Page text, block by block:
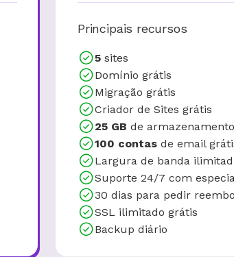
Principais recursos
5 sites
Domínio grátis
Migração grátis
Criador de Sites grátis
25 GB de armazenamento
100 contas de email
Largura de banda
Suporte 24/7 com
30 dias para pedir
SSL ilimitado grátis
Backup diário